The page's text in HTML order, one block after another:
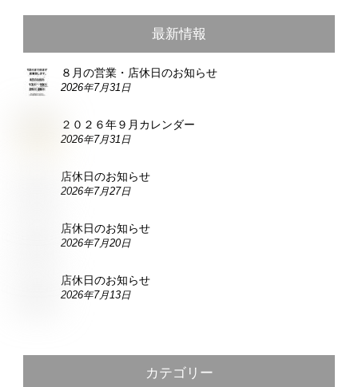
最新情報
８月の営業・店休日のお知らせ
2026年7月31日
２０２６年９月カレンダー
2026年7月31日
店休日のお知らせ
2026年7月27日
店休日のお知らせ
2026年7月20日
店休日のお知らせ
2026年7月13日
カテゴリー